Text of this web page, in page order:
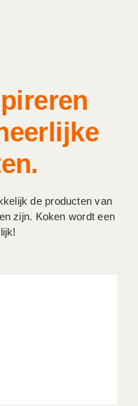
de producten van
zijn. Koken wordt een